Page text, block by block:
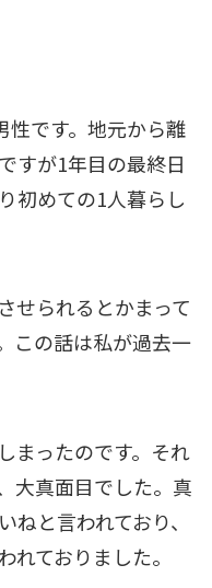
性です。地元から離
すが1年目の最終日
初めての1人暮らし
せられるとかまって
この話は私が過去一
まったのです。それ
大真面目でした。真
と言われており、
ておりました。